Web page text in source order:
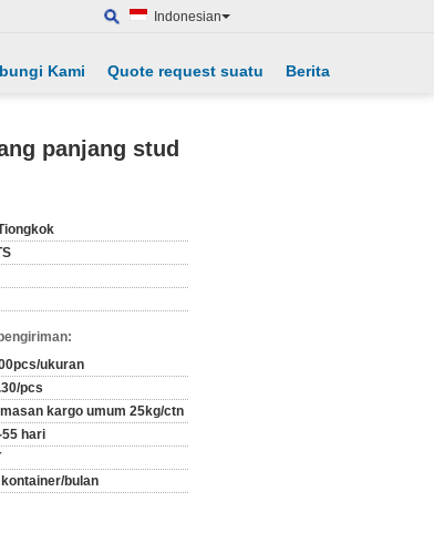
Indonesian
Kami Quote request suatu Berita
panjang stud
ukuran
pcs
kargo umum 25kg/ctn
55 hari
bulan